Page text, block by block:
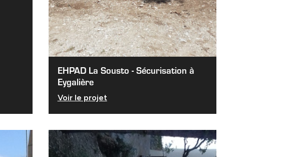
EHPAD La Sousto - Sécurisation à
Eygalière
Voir le projet